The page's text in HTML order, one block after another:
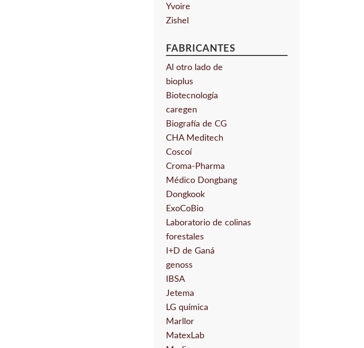
Yvoire
Zishel
FABRICANTES
Al otro lado de
bioplus
Biotecnología
caregen
Biografía de CG
CHA Meditech
Coscoí
Croma-Pharma
Médico Dongbang
Dongkook
ExoCoBio
Laboratorio de colinas
forestales
I+D de Ganá
genoss
IBSA
Jetema
LG química
Marllor
MatexLab